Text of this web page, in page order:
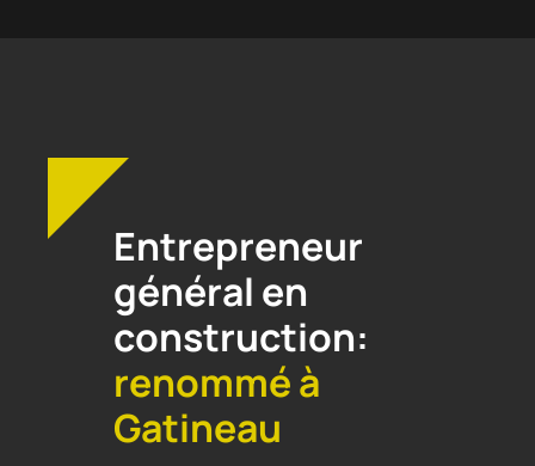
Entrepreneur
général en
construction:
renommé à
Gatineau